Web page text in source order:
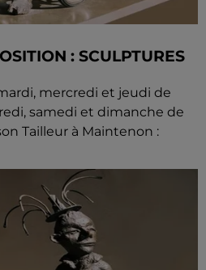
: SCULPTURES
mercredi et jeudi de
samedi et dimanche de
Tailleur à Maintenon :